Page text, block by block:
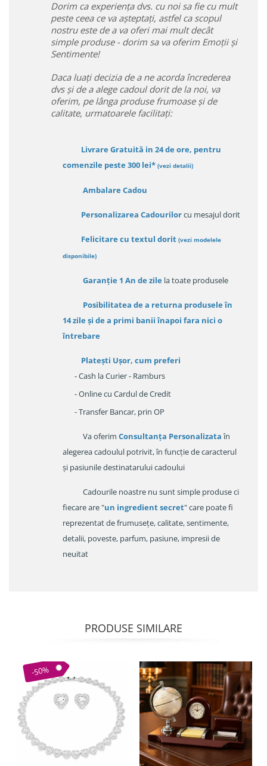
Dorim ca experiența dvs. cu noi sa fie cu mult
peste ceea ce va așteptați, astfel ca scopul
nostru este de a va oferi mai mult decât
simple produse - dorim sa va oferim Emoții și
Sentimente!
Daca luați decizia de a ne acorda încrederea
dvs și de a alege cadoul dorit de la noi, va
oferim, pe lânga produse frumoase și de
calitate, urmatoarele facilitați:
Livrare Gratuită in 24 de ore, pentru
comenzile peste 300 lei* (vezi detalii)
Ambalare Cadou
Personalizarea Cadourilorcu mesajul dorit
Felicitare cu textul dorit (vezi modelele
disponibile)
Garanție 1 An de zile la toate produsele
Posibilitatea de a returna produsele în
14 zileși de a primi banii înapoi fara nici o
întrebare
Platești Ușor, cum preferi
- Cash la Curier - Ramburs
- Online cu Cardul de Credit
- Transfer Bancar, prin OP
Va oferim Consultanța Personalizataîn
alegerea cadoulul potrivit, în funcție de caracterul
și pasiunile destinatarului cadoului
Cadourile noastre nu sunt simple produse ci
fiecare are "un ingredient secret" care poate fi
reprezentat de frumusețe, calitate, sentimente,
detalii, poveste, parfum, pasiune, impresii de
neuitat
PRODUSE SIMILARE
-50%